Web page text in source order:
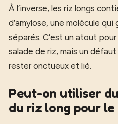
À l’inverse, les riz longs
d’amylose, une molécule qui
séparés. C’est un atout
salade de riz, mais un
rester onctueux et lié.
Peut-on utiliser
du riz long pour